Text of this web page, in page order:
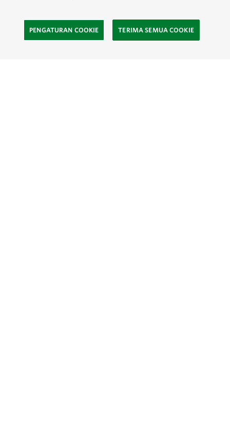
PENGATURAN COOKIE TERIMA SEMUA COOKIE